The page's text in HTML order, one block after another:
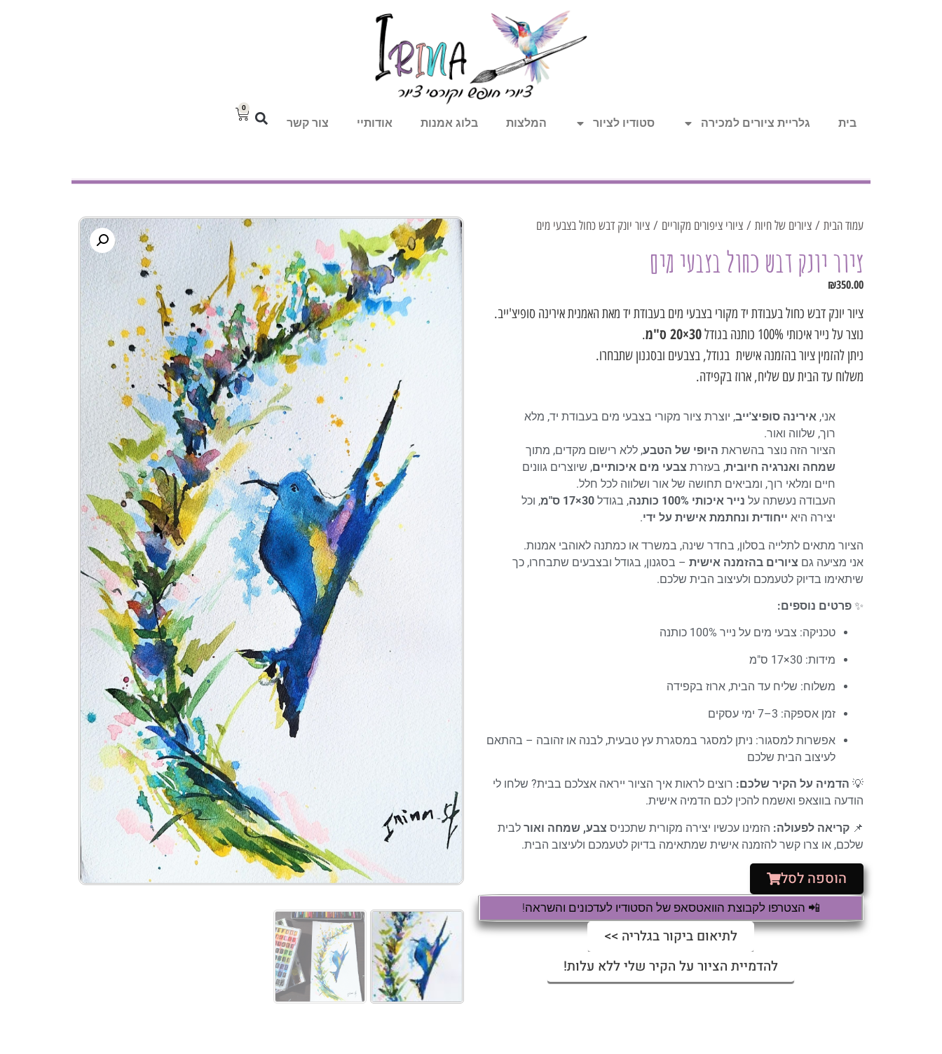
בית גלריית ציורים למכירה סטודיו לציור המלצות בלוג אמנות אודותיי צור קשר
0
עמוד הבית / ציורים של חיות / ציורי ציפורים מקוריים / ציור יונק דבש כחול בצבעי מים
ציור יונק דבש כחול בצבעי מים
₪350.00
ציור יונק דבש כחול בעבודת יד מקורי בצבעי מים בעבודת יד מאת האמנית אירינה סופיצ'ייב.
נוצר על נייר איכותי 100% כותנה בגודל
30×20 ס"מ
.
ניתן להזמין ציור בהזמנה אישית בגודל, בצבעים ובסגנון שתבחרו.
משלוח עד הבית עם שליח, ארוז בקפידה.
אני, אירינה סופיצ'ייב, יוצרת ציור מקורי בצבעי מים בעבודת יד, מלא
רוך, שלווה ואור.
הציור הזה נוצר בהשראת היופי של הטבע, ללא רישום מקדים, מתוך
שמחה ואנרגיה חיובית, בעזרת צבעי מים איכותיים, שיוצרים גוונים
חיים ומלאי רוך, ומביאים תחושה של אור ושלווה לכל חלל.
העבודה נעשתה על נייר איכותי 100% כותנה , בגודל 30×17 ס"מ
, וכל
יצירה היא ייחודית ונחתמת אישית על ידי.
הציור מתאים לתלייה בסלון, בחדר שינה, במשרד או כמתנה לאוהבי אמנות.
אני מציעה גם ציורים בהזמנה אישית – בסגנון, בגודל ובצבעים שתבחרו, כך
שיתאימו בדיוק לטעמכם ולעיצוב הבית שלכם.
✨ פרטים נוספים:
טכניקה: צבעי מים על נייר 100% כותנה
מידות: 30×17 ס"מ
משלוח: שליח עד הבית, ארוז בקפידה
זמן אספקה: 3–7 ימי עסקים
אפשרות למסגור: ניתן למסגר במסגרת עץ טבעית, לבנה או זהובה – בהתאם
לעיצוב הבית שלכם
💡 הדמיה על הקיר שלכם: רוצים לראות איך הציור ייראה אצלכם בבית? שלחו לי
הודעה בווצאפ ואשמח להכין לכם הדמיה אישית.
📌 קריאה לפעולה: הזמינו עכשיו יצירה מקורית שתכניס צבע, שמחה ואור לבית
שלכם, או צרו קשר להזמנה אישית שמתאימה בדיוק לטעמכם ולעיצוב הבית.
הוספה לסל
📲 הצטרפו לקבוצת הוואטסאפ של הסטודיו לעדכונים והשראה!
לתיאום ביקור בגלריה >>
להדמיית הציור על הקיר שלי ללא עלות!